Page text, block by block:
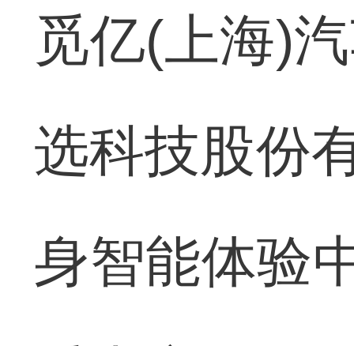
觅亿(上海)
选科技股份
身智能体验